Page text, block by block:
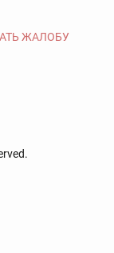
ЖАЛОБУ